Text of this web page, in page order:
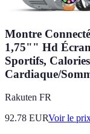
Montre
1,75"" Hd
Sportifs,
Cardiaque/
Rakuten FR
92.78 EURVoir le